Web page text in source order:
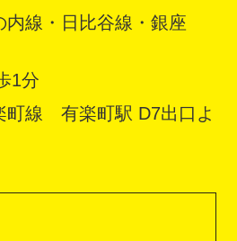
線・日比谷線・銀座
1分
線 有楽町駅 D7出口よ